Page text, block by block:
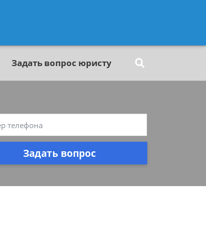
Задать вопрос юристу
Задать вопрос